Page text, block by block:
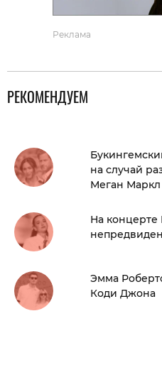
Реклама
РЕКОМЕНДУЕМ
на случай
Меган Маркл
На
Эмма
Коди Джона